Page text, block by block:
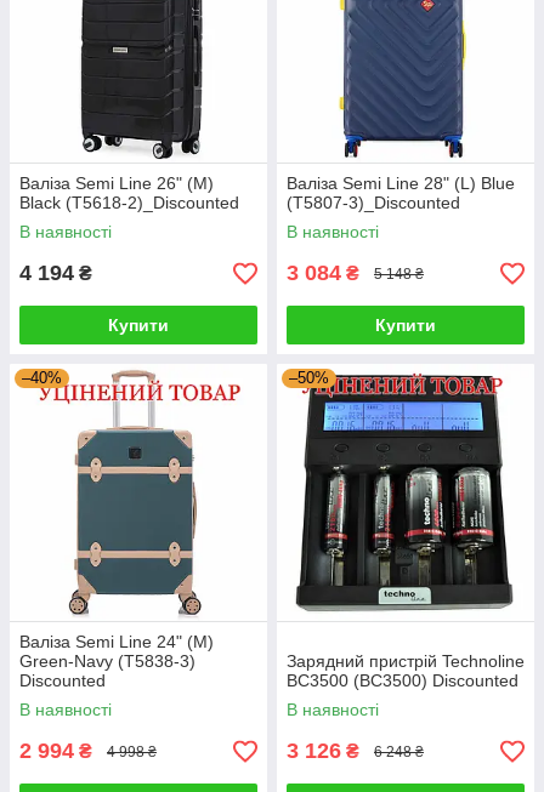
Валіза Semi Line 26" (M)
Black (T5618-2)_Discounted
В наявності
4 194 ₴
Купити
Валіза Semi Line 28" (L) Blue
(T5807-3)_Discounted
В наявності
3 084 ₴ 5 148 ₴
Купити
–40%
Валіза Semi Line 24" (M)
Green-Navy (T5838-3)
Discounted
В наявності
2 994 ₴ 4 998 ₴
–50%
Зарядний пристрій Technoline
BC3500 (BC3500) Discounted
В наявності
3 126 ₴ 6 248 ₴